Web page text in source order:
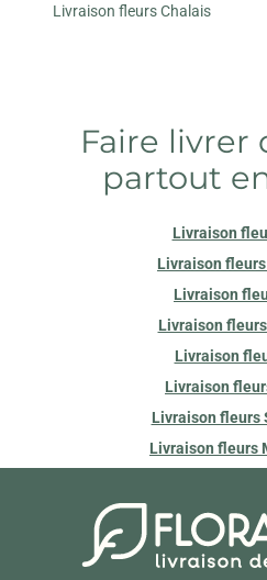
Livraison fleurs Chalais
Faire livrer
partout
Livraison
Livraison
Livraison
Livraison
Livraison
Livraison
Livraison fleurs
Livraison fleurs